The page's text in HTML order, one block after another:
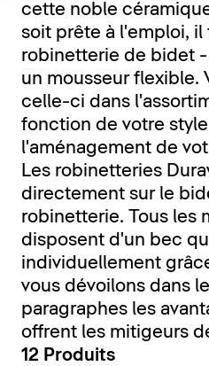
cette noble
soit prête à l'emploi,
robinetterie de bidet -
un mousseur flexible.
celle-ci dans
fonction de votre
l'aménagement de
Les robinetteries
directement sur le
robinetterie. Tous les
disposent d'un bec
individuellement
vous dévoilons dans
paragraphes les
offrent les mitigeurs
12 Produits